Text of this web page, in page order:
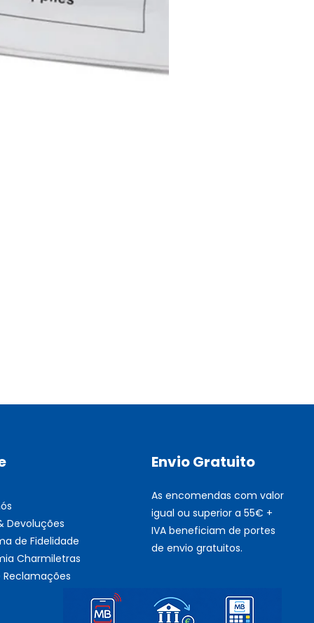
Devoluções
de Fidelidade
Charmiletras
Reclamações
Envio Gratuito
As encomendas com valor
igual ou superior a 55€ +
IVA beneficiam de portes
de envio gratuitos.